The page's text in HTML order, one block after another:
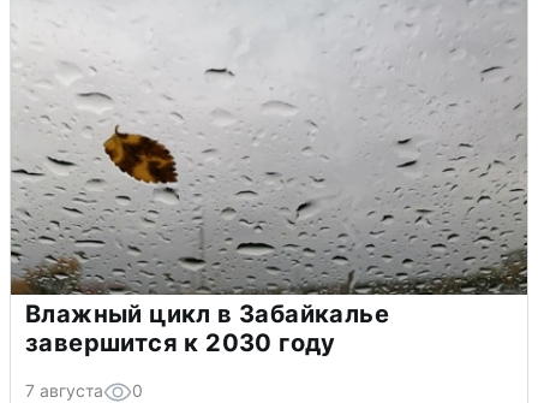
Влажный цикл в Забайкалье
завершится к 2030 году
7 августа 0